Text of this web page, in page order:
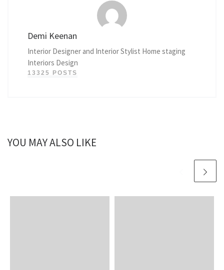
Demi Keenan
Interior Designer and Interior Stylist Home staging
Interiors Design
13325 POSTS
YOU MAY ALSO LIKE